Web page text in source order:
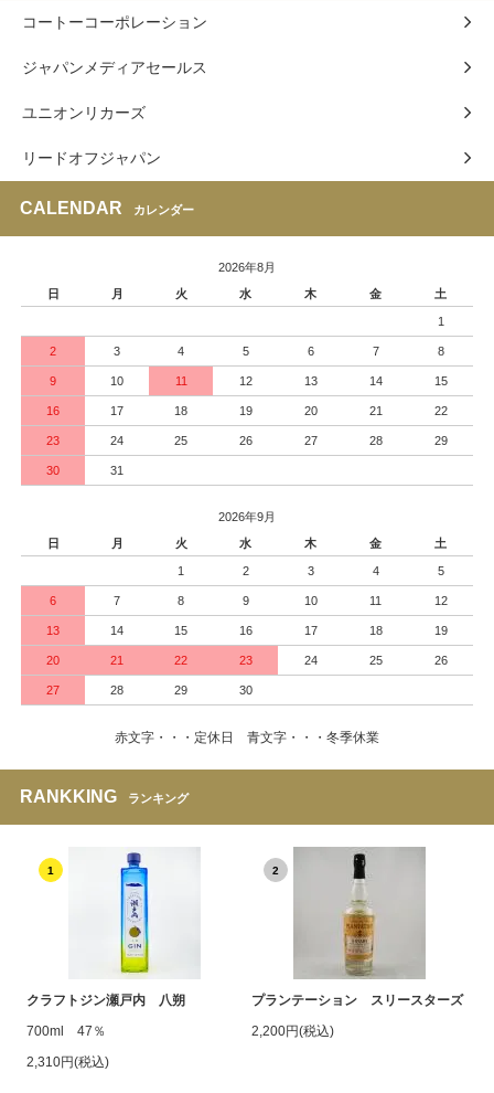
コートーコーポレーション
ジャパンメディアセールス
ユニオンリカーズ
リードオフジャパン
CALENDAR カレンダー
2026年8月
日
月 火 水 木 金 土
1
2 3 4 5 6 7 8
9 10 11 12 13 14 15
16 17 18 19 20 21 22
23 24 25 26 27 28 29
30 31
2026年9月
日
月 火 水 木 金 土
1 2 3 4 5
6 7 8 9 10 11 12
13 14 15 16 17 18 19
20 21 22 23 24 25 26
27 28 29 30
赤文字・・・定休日 青文字・・・冬季休業
RANKKING ランキング
1
クラフトジン瀬戸内 八朔
700ml 47％
2,310円(税込)
2
プランテーション スリースターズ
2,200円(税込)